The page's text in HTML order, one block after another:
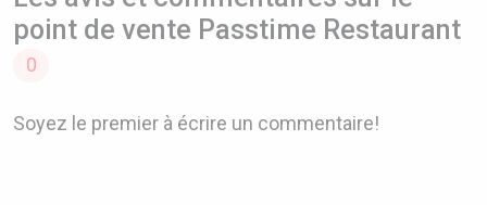
point de vente Passtime Restaurant
0
Soyez le premier à écrire un commentaire!